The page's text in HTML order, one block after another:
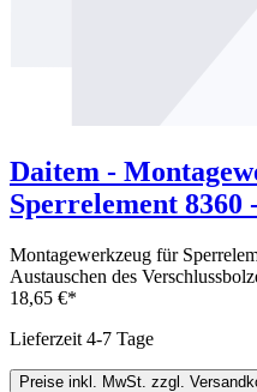
Daitem -
Sperrelement 8360
Montagewerkzeug für
Austauschen des
18,65 €*
Lieferzeit 4-7 Tage
Preise inkl. MwSt. zzgl.